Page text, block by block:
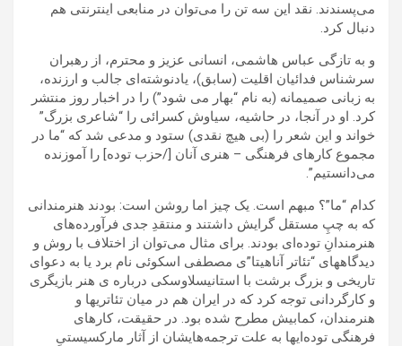
می‌پسندند. نقد این سه تن را می‌توان در منابعی اینترنتی هم
دنبال کرد.
و به تازگی عباس هاشمی، انسانی عزیز و محترم، از رهبران
سرشناس فدائیان اقلیت (سابق)، یادنوشته‌ای جالب و ارزنده،
به زبانی صمیمانه (به نام “بهار می شود”) را در اخبار روز منتشر
کرد. او در آنجا، در حاشیه، سیاوش کسرائی را “شاعری بزرگ”
خواند و این شعر را (بی هیچ نقدی) ستود و مدعی شد که “ما در
مجموع کارهای فرهنگی – هنری آنان [/حزب توده] را آموزنده
می‌دانستیم”.
کدام “ما”؟ مبهم است. یک چیز اما روشن است: بودند هنرمندانی
که به چپِ مستقل گرایش داشتند و منتقدِ جدی فرآورده‌های
هنرمندانِ توده‌ای بودند. برای مثال می‌توان از اختلاف با روش و
دیدگاههای “تئاتر آناهیتا”ی مصطفی اسکوئی نام برد یا به دعوای
تاریخی و بزرگ برشت با استانیسلاوسکی درباره ی هنر بازیگری
و کارگردانی توجه کرد که در ایران هم در میان تئاتریها و
هنرمندان، کمابیش مطرح شده بود. در حقیقت، کارهای
فرهنگی توده‌ایها به علت ترجمه‌هایشان از آثار مارکسیستیِ